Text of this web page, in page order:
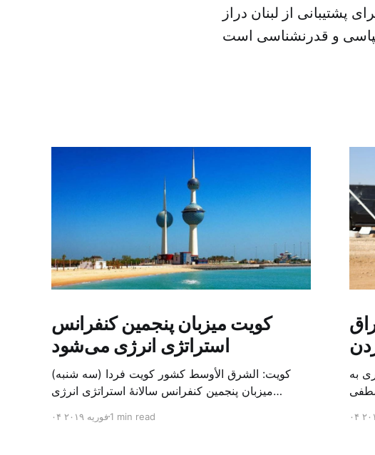
از لبنان دراز
کویت میزبان پنجمین کنفرانس
استراتژی انرژی می‌شود
کویت: الشرق الأوسط کشور کویت فردا (سه شنبه)
میزبان پنجمین کنفرانس سالانهٔ استراتژی انرژی
الشرق الاوسط، حدود ۳۰۰ متخصص از شرکت‌های
۰۴ فوریه ۲۰۱۹1 min read
به
و